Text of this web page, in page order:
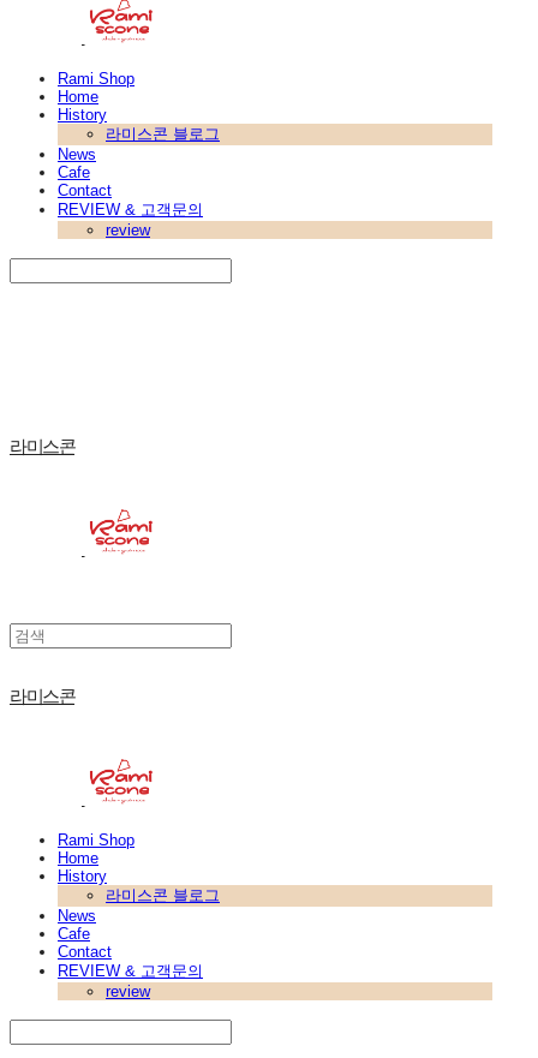
Rami Shop
Home
History
라미스콘 블로그
News
Cafe
Contact
REVIEW & 고객문의
review
라미스콘
라미스콘
Rami Shop
Home
History
라미스콘 블로그
News
Cafe
Contact
REVIEW & 고객문의
review